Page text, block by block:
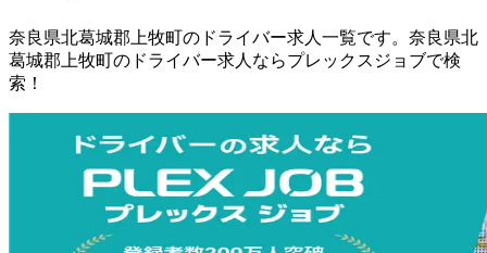
奈良県北葛城郡上牧町の ドライバー求人一覧です。 奈良県北
葛城郡上牧町の ドライバー求人ならプレックスジョブで検
索！